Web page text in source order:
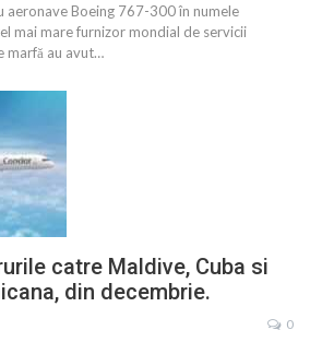
aeronave Boeing 767-300 în numele
mai mare furnizor mondial de servicii
marfă au avut…
catre Maldive, Cuba si
din decembrie.
0